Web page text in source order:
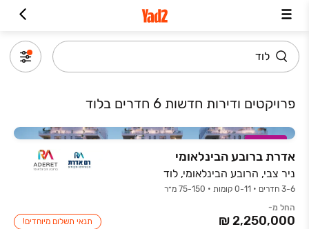
פרויקטים ודירות חדשות 6 חדרים בלוד
במבצע
אדרת ברובע הבינלאומי
ניר צבי, הרובע הבינלאומי, לוד
3-6 חדרים • 0-11 קומות • 75-150 מ״ר
החל מ-
תנאי תשלום מיוחדים!